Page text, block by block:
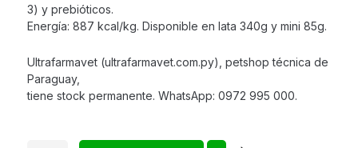
3) y prebióticos.
Energía: 887 kcal/kg. Disponible en lata 340g y mini 85g.
Ultrafarmavet (ultrafarmavet.com.py), petshop técnica de
Paraguay,
tiene stock permanente. WhatsApp: 0972 995 000.